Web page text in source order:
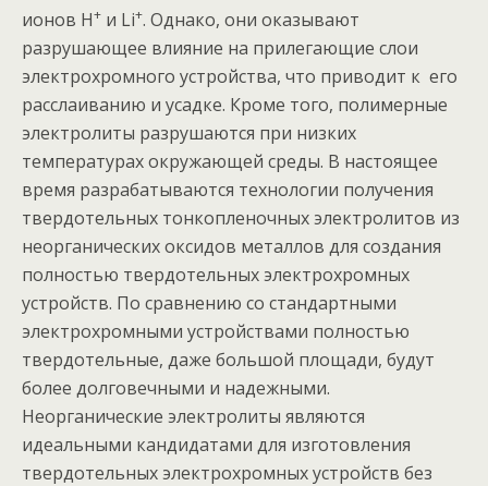
ионов H+ и Li+. Однако, они оказывают
разрушающее влияние на прилегающие слои
электрохромного устройства, что приводит к его
расслаиванию и усадке. Кроме того, полимерные
электролиты разрушаются при низких
температурах окружающей среды. В настоящее
время разрабатываются технологии получения
твердотельных тонкопленочных электролитов из
неорганических оксидов металлов для создания
полностью твердотельных электрохромных
устройств. По сравнению со стандартными
электрохромными устройствами полностью
твердотельные, даже большой площади, будут
более долговечными и надежными.
Неорганические электролиты являются
идеальными кандидатами для изготовления
твердотельных электрохромных устройств без